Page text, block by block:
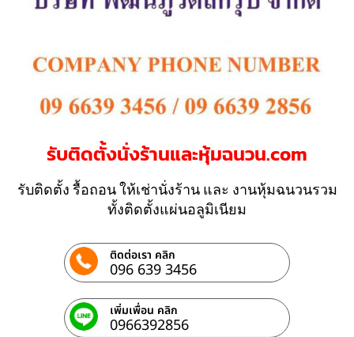
รับติดตั้งนั่งร้านและหุ้มฉนวน.com
รับติดตั้ง รื้อถอน ให้เช่านั่งร้าน และ งานหุ้มฉนวนรวม
ทั้งติดตั้งแผ่นอลูมิเนียม
ติดต่อเรา คลิก
096 639 3456
เพิ่มเพื่อน คลิก
0966392856